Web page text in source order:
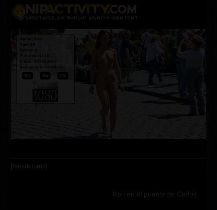
Open
menu
Close
menu
[breadcrumb]
Kari en el puente de Carlos